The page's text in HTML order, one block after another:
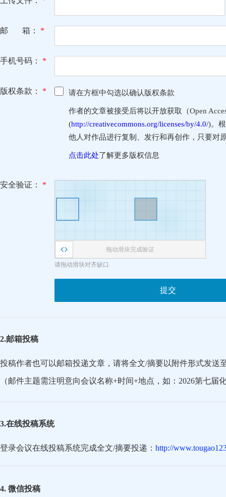
邮 箱： *
手机号码： *
版权条款： * 请在方框中勾选以确认版权条款
作者的文章被接受后将以开放获取（Open
(http://creativecommons.org/licenses/by/4.0/)。
他人对作品进行复制、发行和再创作，只要对
点击此处了解更多版权信息
安全验证： *
拖动滑块完成验证
请拖动滑块对齐缺口
提交
2.邮箱投稿
投稿作者也可以邮箱投递文章，请将全文/摘要以附件形式发送
（邮件主题需注明意向会议名称+时间+地点，如：2026第七届
3.在线投稿系统
登录会议在线投稿系统完成全文/摘要投递： http://
4. 微信投稿